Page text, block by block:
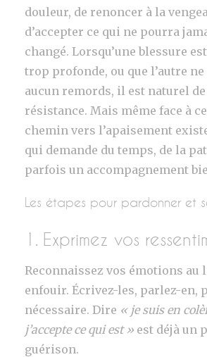
douleur, de renoncer à la
d’accepter ce qui ne pourra
changé. Lorsqu’une blessure
trop profonde, ou que l’autre
aucun remords, il est naturel
résistance. Mais même face à
chemin vers l’apaisement
qui demande du temps, de la
parfois un accompagnement
Les étapes pour pardonner et
1. Exprimez vos
Reconnaissez vos émotions au
enfouir. Écrivez-les, parlez-en,
nécessaire. Dire « je suis en
j’accepte ce qui est » est déjà un
guérison.